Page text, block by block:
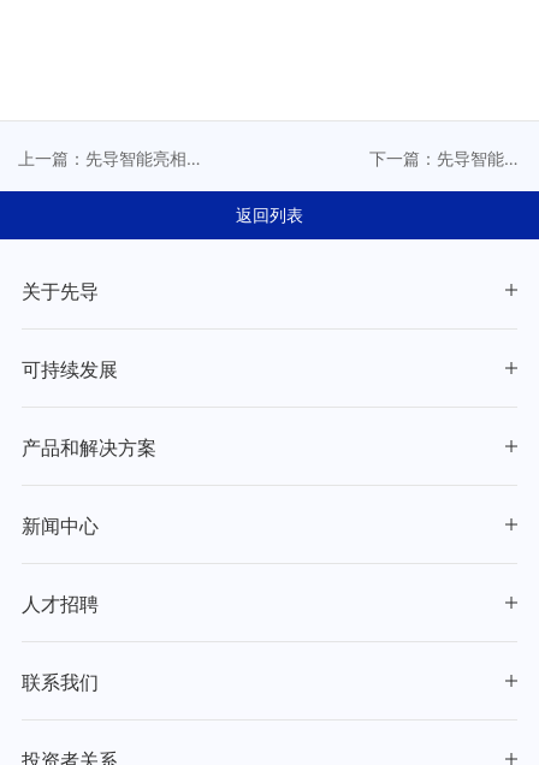
上一篇：先导智能亮相
下一篇：先导智能荣
返回列表
关于先导
可持续发展
产品和解决方案
新闻中心
人才招聘
联系我们